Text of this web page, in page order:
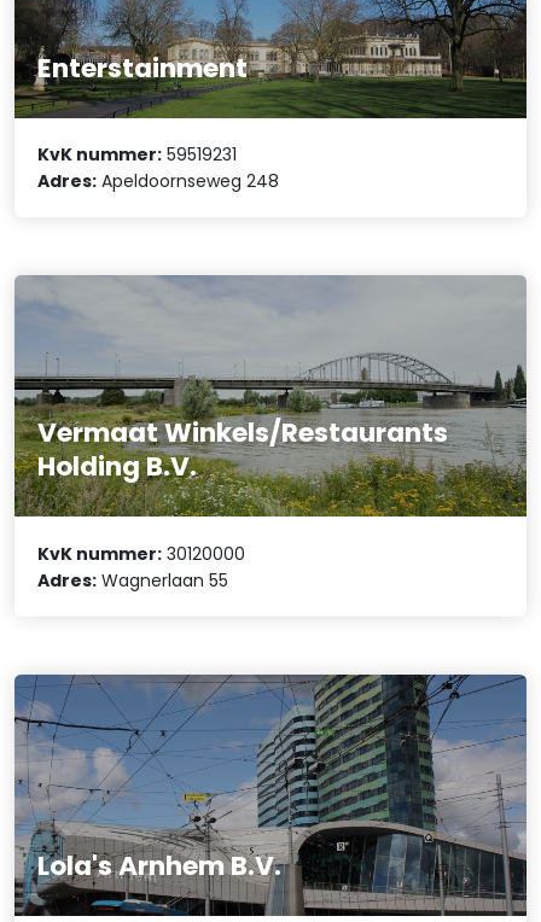
Enterstainment
KvK nummer: 59519231
Adres: Apeldoornseweg 248
Vermaat Winkels/Restaurants
Holding B.V.
KvK nummer: 30120000
Adres: Wagnerlaan 55
Lola's Arnhem B.V.